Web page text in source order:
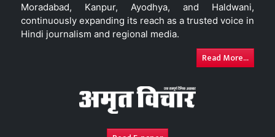
Moradabad, Kanpur, Ayodhya, and Haldwani,
continuously expanding its reach as a trusted voice in
Hindi journalism and regional media.
Read More...